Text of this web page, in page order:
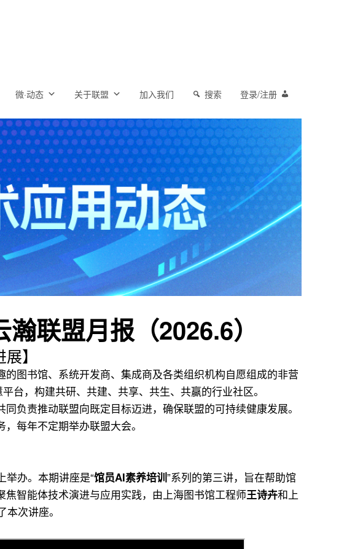
微·动态 关于联盟 加入我们 搜索 登录/注册
联盟月报（2026.6）
】
图书馆、系统开发商、集成商及各类组织机构自愿组成的非营
台，构建共研、共建、共享、共生、共赢的行业社区。
负责推动联盟向既定目标迈进，确保联盟的可持续健康发展。
每年不定期举办联盟大会。
举办。本期讲座是“馆员AI素养培训”系列的第三讲，旨在帮助馆
智能体技术演进与应用实践，由上海图书馆工程师王诗卉和上
次讲座。